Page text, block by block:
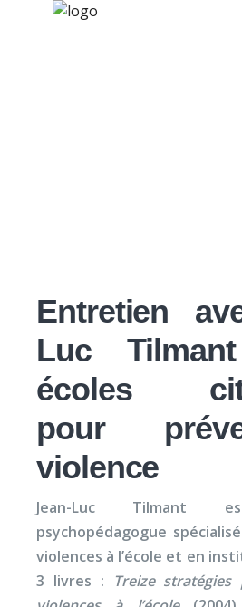
Entretien
Luc
écoles
pour
violence
Jean-Luc Tilmant
psychopédagogue
violences à l’école et en
3 livres :
Treize